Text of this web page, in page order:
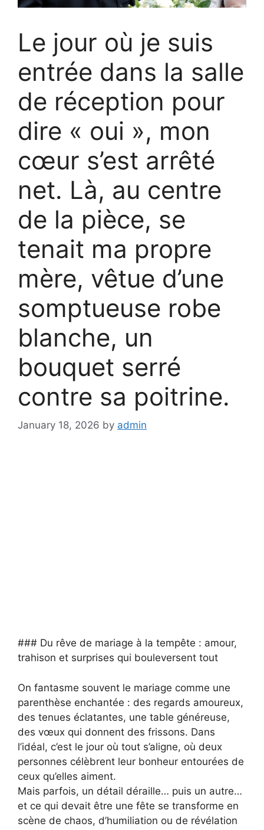
Le jour où je suis
entrée dans la salle
de réception pour
dire « oui », mon
cœur s’est arrêté
net. Là, au centre
de la pièce, se
tenait ma propre
mère, vêtue d’une
somptueuse robe
blanche, un
bouquet serré
contre sa poitrine.
January 18, 2026 by admin
### Du rêve de mariage à la tempête : amour,
trahison et surprises qui bouleversent tout
On fantasme souvent le mariage comme une
parenthèse enchantée : des regards amoureux,
des tenues éclatantes, une table généreuse,
des vœux qui donnent des frissons. Dans
l’idéal, c’est le jour où tout s’aligne, où deux
personnes célèbrent leur bonheur entourées de
ceux qu’elles aiment.
Mais parfois, un détail déraille… puis un autre…
et ce qui devait être une fête se transforme en
scène de chaos, d’humiliation ou de révélation